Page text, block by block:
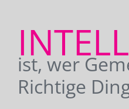
ist, wer
Richtige